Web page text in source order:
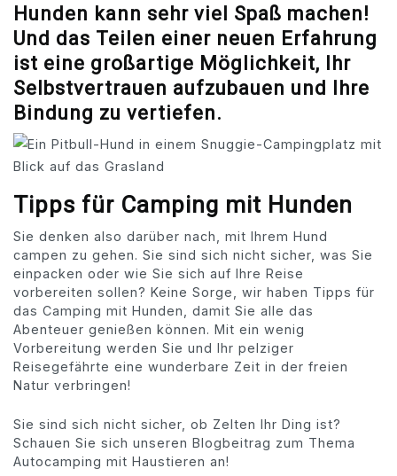
Hunden kann sehr viel Spaß machen!
Und das Teilen einer neuen Erfahrung
ist eine großartige Möglichkeit, Ihr
Selbstvertrauen aufzubauen und Ihre
Bindung zu vertiefen.
Tipps für Camping mit Hunden
Sie denken also darüber nach, mit Ihrem Hund
campen zu gehen. Sie sind sich nicht sicher, was Sie
einpacken oder wie Sie sich auf Ihre Reise
vorbereiten sollen? Keine Sorge, wir haben Tipps für
das Camping mit Hunden, damit Sie alle das
Abenteuer genießen können. Mit ein wenig
Vorbereitung werden Sie und Ihr pelziger
Reisegefährte eine wunderbare Zeit in der freien
Natur verbringen!
Sie sind sich nicht sicher, ob Zelten Ihr Ding ist?
Schauen Sie sich unseren Blogbeitrag zum Thema
Autocamping mit Haustieren an!